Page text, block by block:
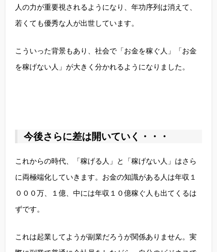
人の力が重要視されるようになり、年功序列は消えて、
若くても優秀な人が出世しています。
こういった背景もあり、社会で「お金を稼ぐ人」「お金
を稼げない人」が大きく分かれるようになりました。
今後さらに差は開いていく・・・
これからの時代、「稼げる人」と「稼げない人」はさら
に両極端化していきます。お金の知識がある人は年収１
０００万、１億、中には年収１０億稼ぐ人も出てくるは
ずです。
これは起業してようが副業だろうが関係ありません。実